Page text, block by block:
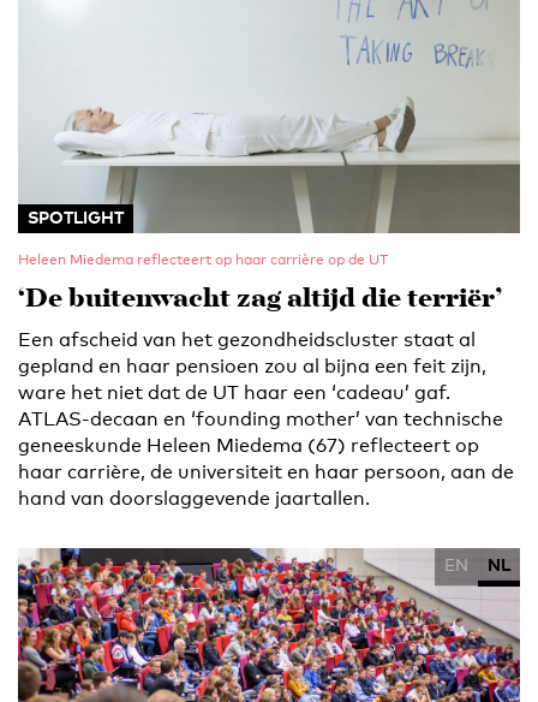
SPOTLIGHT
Heleen Miedema reflecteert op haar carrière op de UT
‘De buitenwacht zag altijd die terriër’
Een afscheid van het gezondheidscluster staat al
gepland en haar pensioen zou al bijna een feit zijn,
ware het niet dat de UT haar een ‘cadeau’ gaf.
ATLAS-decaan en ‘founding mother’ van technische
geneeskunde Heleen Miedema (67) reflecteert op
haar carrière, de universiteit en haar persoon, aan de
hand van doorslaggevende jaartallen.
EN NL